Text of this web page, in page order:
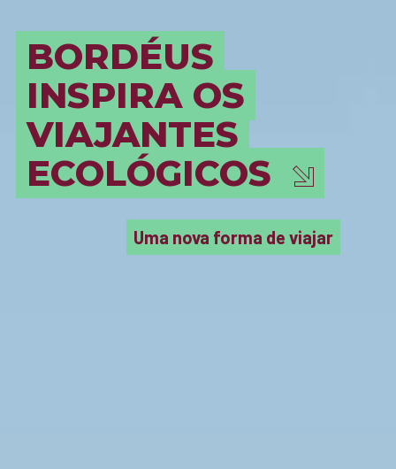
BORDÉUS
INSPIRA OS
VIAJANTES
ECOLÓGICOS
Uma nova forma de viajar